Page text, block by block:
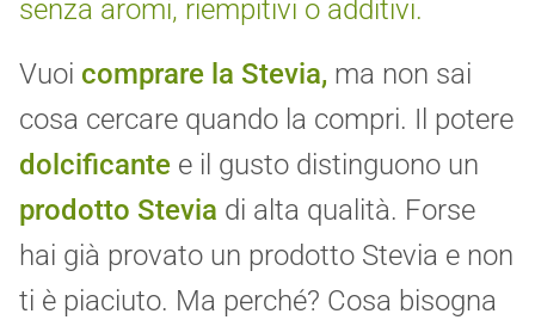
senza aromi, riempitivi o additivi.
Vuoi comprare la Stevia, ma non sai
cosa cercare quando la compri. Il potere
dolcificante e il gusto distinguono un
prodotto Stevia di alta qualità. Forse
hai già provato un prodotto Stevia e non
ti è piaciuto. Ma perché? Cosa bisogna